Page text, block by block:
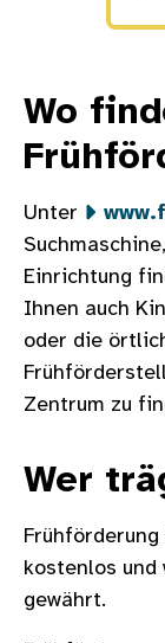
Wo
Unter
Einrichtung
Ihnen auch
oder die
Zentrum zu
Wer
kostenlos und
gewährt.